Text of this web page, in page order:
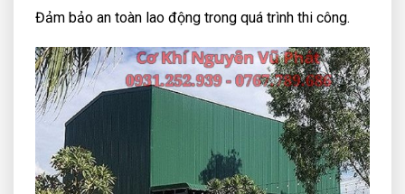
Đảm bảo an toàn lao động trong quá trình thi công.